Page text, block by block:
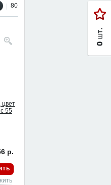
80
цвет
55
р.